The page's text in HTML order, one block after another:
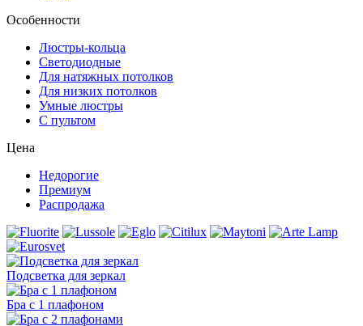
Особенности
Люстры-кольца
Светодиодные
Для натяжных потолков
Для низких потолков
Умные люстры
С пультом
Цена
Недорогие
Премиум
Распродажа
Подсветка для зеркал
Бра с 1 плафоном